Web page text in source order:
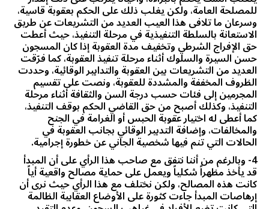
للمصلحة العامة، ولكن يغلب ذلك على الحكم بعقوبة قاسية،
وسرعان ما تلافى هذا العيب العديد من التشريعات عن طريق
الاستعانة بالسلطة التنفيذية في مرحلة التنفيذ، حيث أعطت
حق الإفراج الشرطي وتخفيف مدة العقوبة إذا كان المسجون
حسن السيرة والسلوك أثناء مرحلة تنفيذ العقوبة، كما فرّقت
العديد من التشريعات بين العقوبة والتدابير الوقائية، وحددت
الظروف المخففة والمشددة للعقوبة، ونصت على تقسيم
المجرمين إلى فئات حسب درجة السن والثقافة أثناء مرحلة
التنفيذ، وكذلك أصبح من حق القاضي الحكم بوقف التنفيذ،
كما أعطى له اختيار عقوبة الحبس أو الغرامة في الجنح
والمخالفات، وإضافة التدبير الوقائي بجانب العقوبة في
الحالات التي تنم فيها شخصية الجاني عن خطورة إجرامية.
4- وبالرغم من أننا نتفق مع صاحب هذا الرأي على أن المبدأ
قد يأخذ مظهراً شكلياً ويعمل على حماية مصالح واقعية أياً
كانت هذه المصالح، ولكن نختلف مع هذا الرأي حيث نرى أن
إرهاصات المبدأ جاءت كثورة على الأوضاع العقابية الظالمة